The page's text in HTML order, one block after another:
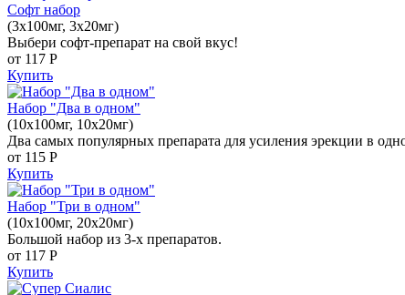
Софт набор
(3x100мг, 3x20мг)
Выбери софт-препарат на свой вкус!
от 117 Р
Купить
Набор "Два в одном"
(10x100мг, 10x20мг)
Два самых популярных препарата для усиления эрекции в
от 115 Р
Купить
Набор "Три в одном"
(10x100мг, 20x20мг)
Большой набор из 3-х препаратов.
от 117 Р
Купить